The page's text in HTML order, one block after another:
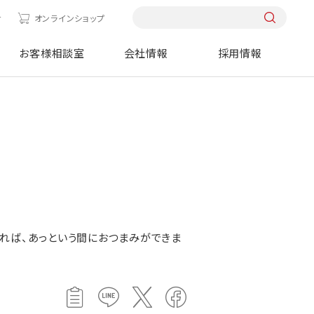
オンラインショップ
お客様相談室 会社情報 採用情報
ば、あっという間におつまみができま